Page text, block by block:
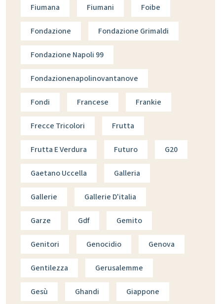
Fiumana Fiumani Foibe
Fondazione Fondazione Grimaldi
Fondazione Napoli 99
Fondazionenapolinovantanove
Fondi Francese Frankie
Frecce Tricolori Frutta
Frutta E Verdura Futuro G20
Gaetano Uccella Galleria
Gallerie Gallerie D'italia
Garze Gdf Gemito
Genitori Genocidio Genova
Gentilezza Gerusalemme
Gesù Ghandi Giappone